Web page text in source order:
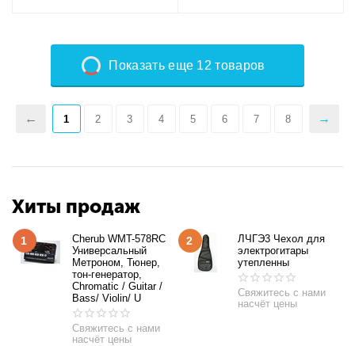
Показать еще 12 товаров
1 2 3 4 5 6 7 8
Хиты продаж
1
Cherub WMT-578RC
Универсальный
Метроном, Тюнер,
тон-генератор,
Chromatic / Guitar /
Bass/ Violin/ U
Свяжитесь с нами
насчёт цены
2
ЛЧГЭ3 Чехол для
электрогитары
утепленны
Свяжитесь с нами
насчёт цены